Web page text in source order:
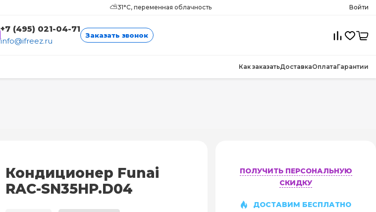
⛅31°C, переменная облачность Войти
+7 (495) 021-04-71
info@ifreez.ru
Заказать звонок
Как заказатьДоставкаОплатаГарантии
Кондиционер Funai
RAC-SN35HP.D04
ПОЛУЧИТЬ ПЕРСОНАЛЬНУЮ
СКИДКУ
ДОСТАВИМ БЕСПЛАТНО